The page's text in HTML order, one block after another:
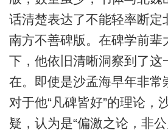
话清楚表达了不能轻率断定
南方不善碑版。在碑学前辈
下，他依旧清晰洞察到了这
在。即使是沙孟海早年非常
对于他“凡碑皆好”的理论，
疑，认为是“偏激之论，非